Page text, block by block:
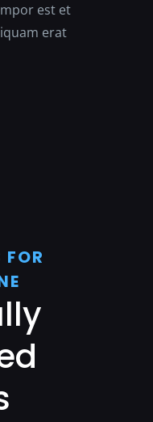
est et
erat